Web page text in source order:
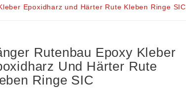
Epoxidharz und Härter Rute Kleben Ringe SIC
Rutenbau Epoxy Kleber
Und Härter Rute
Ringe SIC